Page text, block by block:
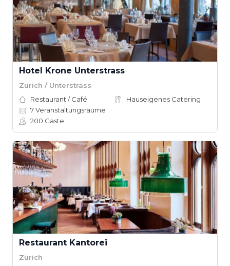
Hotel Krone Unterstrass
Zürich / Unterstrass
Restaurant / Café
Hauseigenes Catering
7Veranstaltungsräume
200 Gäste
Restaurant Kantorei
Zürich